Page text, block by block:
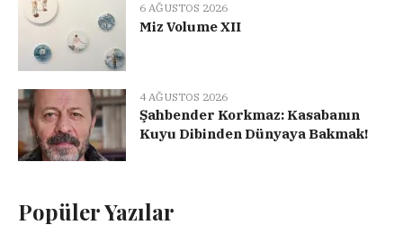
6 AĞUSTOS 2026
Miz Volume XII
4 AĞUSTOS 2026
Şahbender Korkmaz: Kasabanın
Kuyu Dibinden Dünyaya Bakmak!
Popüler Yazılar